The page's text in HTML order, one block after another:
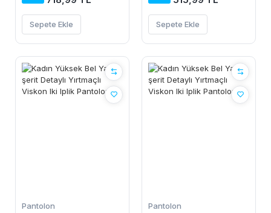
Sepete Ekle Sepete Ekle
Pantolon Pantolon